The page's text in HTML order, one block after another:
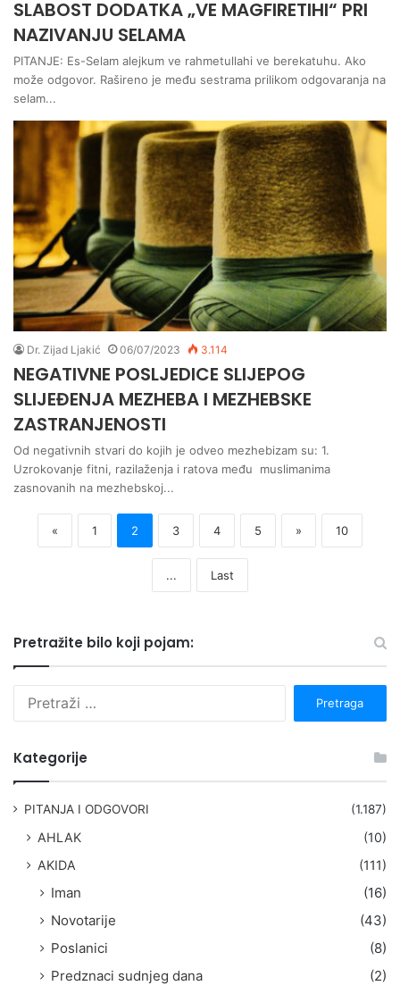
SLABOST DODATKA „VE MAGFIRETIHI“ PRI
NAZIVANJU SELAMA
PITANJE: Es-Selam alejkum ve rahmetullahi ve berekatuhu. Ako
može odgovor. Rašireno je među sestrama prilikom odgovaranja na
selam...
Dr. Zijad Ljakić 06/07/2023 3.114
NEGATIVNE POSLJEDICE SLIJEPOG
SLIJEĐENJA MEZHEBA I MEZHEBSKE
ZASTRANJENOSTI
Od negativnih stvari do kojih je odveo mezhebizam su: 1.
Uzrokovanje fitni, razilaženja i ratova među muslimanima
zasnovanih na mezhebskoj...
« 1 2 3 4 5 » 10
... Last
Pretražite bilo koji pojam:
Kategorije
PITANJA I ODGOVORI (1.187)
AHLAK
(10)
AKIDA
(111)
Iman
(16)
Novotarije
(43)
Poslanici
(8)
Predznaci sudnjeg dana
(2)